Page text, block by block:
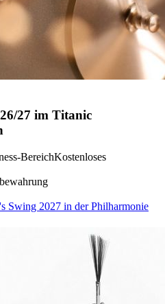
27 im Titanic
BereichKostenloses
Swing 2027 in der Philharmonie